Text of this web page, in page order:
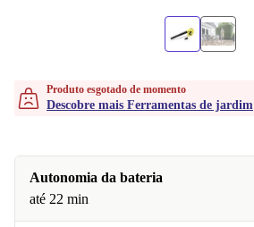
Produto esgotado de momento
Descobre mais Ferramentas de jardim
Autonomia da bateria
até 22 min